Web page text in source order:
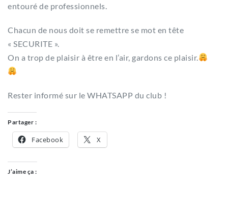
entouré de professionnels.
Chacun de nous doit se remettre se mot en tête
« SECURITE ».
On a trop de plaisir à être en l’air, gardons ce plaisir.
Rester informé sur le WHATSAPP du club !
Partager :
Facebook X
J’aime ça :